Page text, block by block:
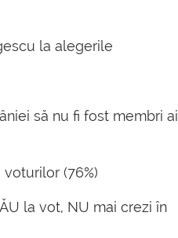
la alegerile
să nu fi fost membri ai
(76%)
la vot, NU mai crezi în